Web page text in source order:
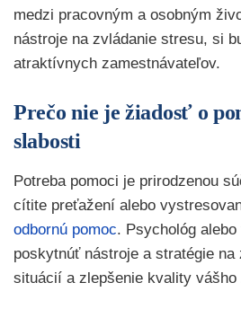
medzi pracovným a osobným
nástroje na zvládanie stresu, si
atraktívnych zamestnávateľov.
Prečo nie je žiadosť o
slabosti
Potreba pomoci je prirodzenou
cítite preťažení alebo
odbornú pomoc. Psychológ
poskytnúť nástroje a stratégie na
situácií a zlepšenie kvality vášho